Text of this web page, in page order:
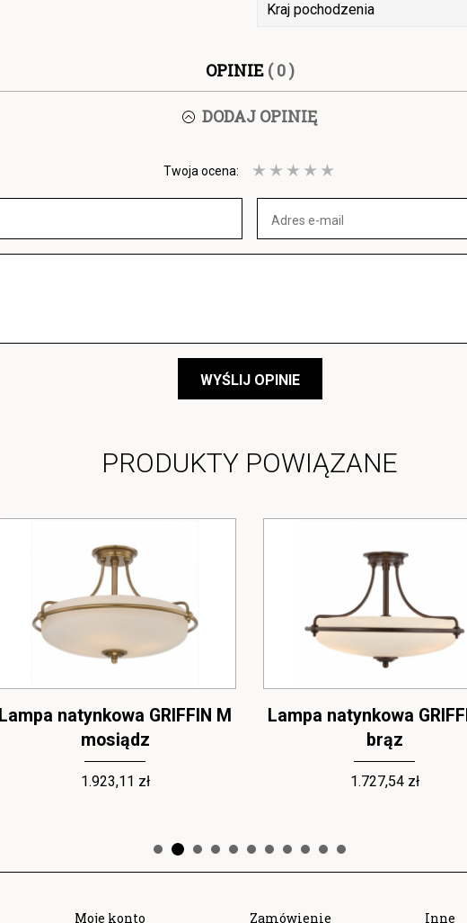
Kraj pochodzenia
OPINIE ( 0 )
DODAJ OPINIĘ
Twoja ocena:
WYŚLIJ OPINIE
PRODUKTY POWIĄZANE
Lampa natynkowa GRIFFIN M
mosiądz
1.923,11 zł
Lampa natynkowa
brąz
1.727,54 zł
Moje konto Zamówienie Inne